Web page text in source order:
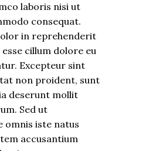
laboris nisi ut
consequat.
in reprehenderit
cillum dolore eu
Excepteur sint
non proident, sunt
deserunt mollit
Sed ut
omnis iste natus
accusantium